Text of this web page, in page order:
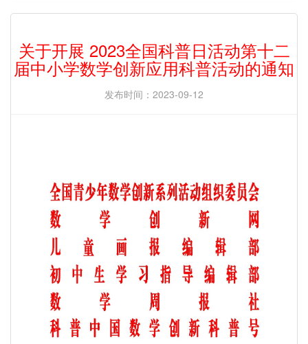
关于开展 2023全国科普日活动第十二
届中小学数学创新应用科普活动的通知
发布时间：2023-09-12